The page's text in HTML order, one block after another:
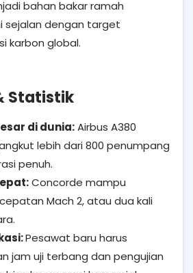
bahan bakar ramah
sejalan dengan target
karbon global.
Statistik
di dunia:Airbus A380
lebih dari 800 penumpang
penuh.
Concorde mampu
Mach 2, atau dua kali
Pesawat baru harus
jam uji terbang dan pengujian